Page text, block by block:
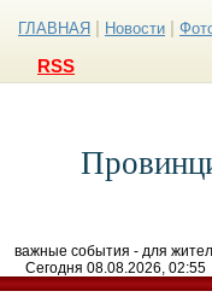
ГЛАВНАЯ Новости
RSS
важные события - для
Сегодня 08.08.2026, 02:55